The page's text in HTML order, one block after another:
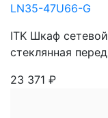
LN35-47U66-G
ITK Шкаф
стеклянная
23 371 ₽